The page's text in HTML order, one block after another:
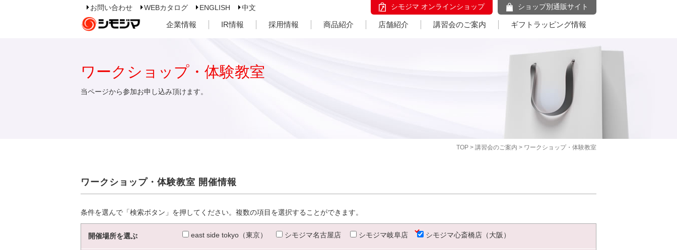
お問い合わせ WEBカタログ ENGLISH 中文 シモジマ オンラインショップ ショップ別通販サイト
企業情報 IR情報 採用情報 商品紹介 店舗紹介 講習会のご案内 ギフトラッピング情報
TOP > 講習会のご案内 > ワークショップ・体験教室
ワークショップ・体験教室
当ページから参加お申し込み頂けます。
ワークショップ・体験教室 開催情報
条件を選んで「検索ボタン」を押してください。複数の項目を選択することができます。
開催場所を選ぶ east side tokyo（東京） シモジマ名古屋店 シモジマ岐阜店 シモジマ心斎橋店（大阪）